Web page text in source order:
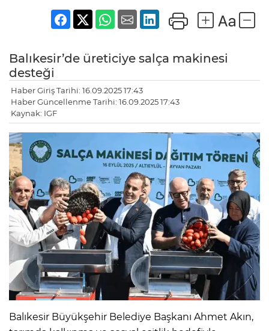
Balıkesir’de üreticiye salça makinesi
desteği
Haber Giriş Tarihi: 16.09.2025 17:43
Haber Güncellenme Tarihi: 16.09.2025 17:43
Kaynak: IGF
Balıkesir Büyükşehir Belediye Başkanı Ahmet Akın,